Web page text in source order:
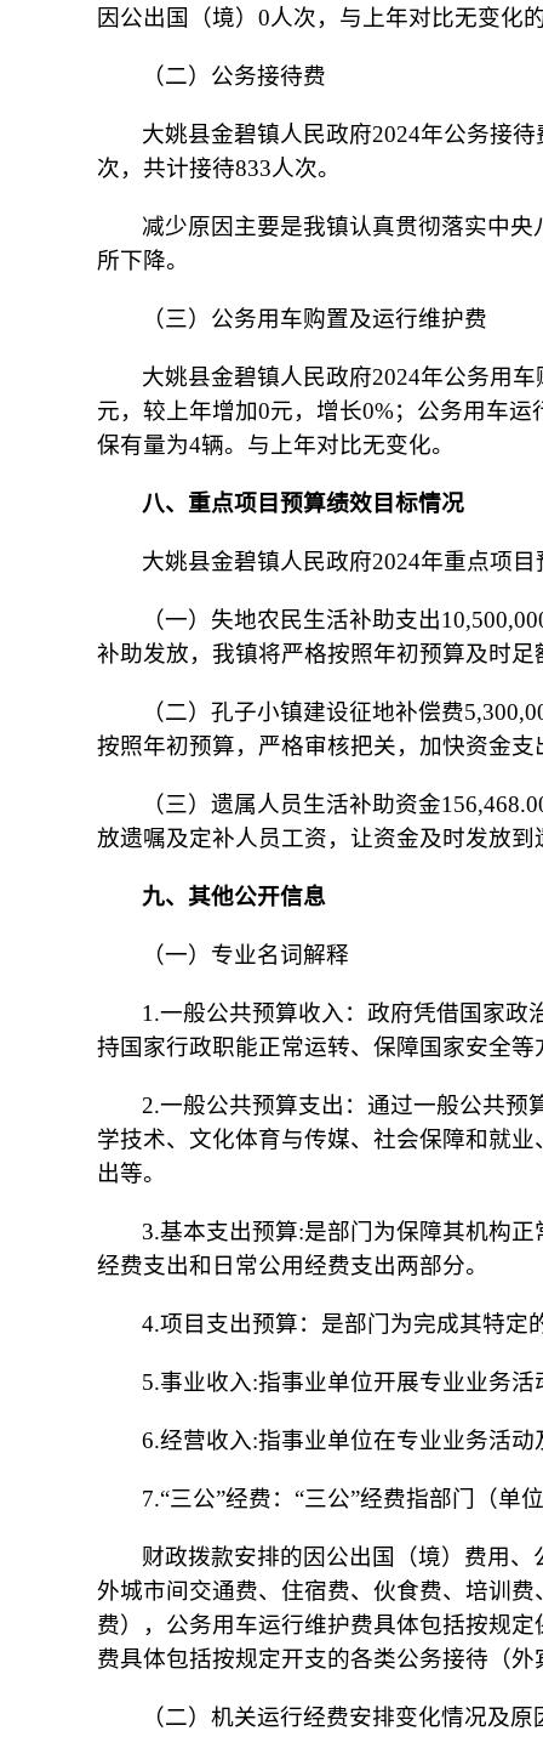
因公出国（境）0人次，与上年对比无变化
（二）公务接待费
大姚县金碧镇人民政府2024年公务接
次，共计接待833人次。
减少原因主要是我镇认真贯彻落实中
所下降。
（三）公务用车购置及运行维护费
大姚县金碧镇人民政府2024年公务用
元，较上年增加0元，增长0%；公务用车
保有量为4辆。与上年对比无变化。
八、重点项目预算绩效目标情况
大姚县金碧镇人民政府2024年重点项
（一）失地农民生活补助支出
补助发放，我镇将严格按照年初预算及时
（二）孔子小镇建设征地补偿费
按照年初预算，严格审核把关，加快资金
（三）遗属人员生活补助资金
放遗嘱及定补人员工资，让资金及时发放
九、其他公开信息
（一）专业名词解释
1.一般公共预算收入：政府凭借国家
持国家行政职能正常运转、保障国家安全等
2.一般公共预算支出：通过一般公共
学技术、文化体育与传媒、社会保障和就
出等。
3.基本支出预算:是部门为保障其机构
经费支出和日常公用经费支出两部分。
4.项目支出预算：是部门为完成其特
5.事业收入:指事业单位开展专业业务
6.经营收入:指事业单位在专业业务活
7.“三公”经费：“三公”经费指部门（单
财政拨款安排的因公出国（境）费用
外城市间交通费、住宿费、伙食费、培训
费），公务用车运行维护费具体包括按规
费具体包括按规定开支的各类公务接待（外
（二）机关运行经费安排变化情况及原